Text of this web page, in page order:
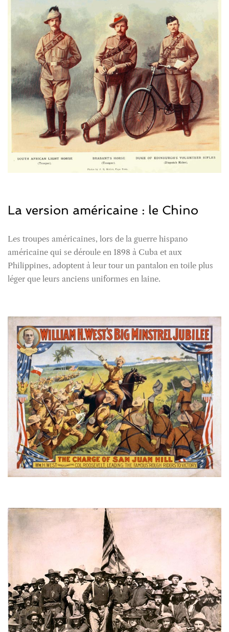
La version américaine : le Chino
Les troupes américaines, lors de la guerre hispano
américaine qui se déroule en 1898 à Cuba et aux
Philippines, adoptent à leur tour un pantalon en toile plus
léger que leurs anciens uniformes en laine.